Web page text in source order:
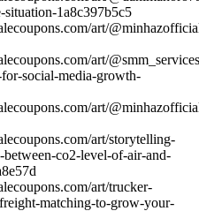
situation-1a8c397b5c5
art/
art/
social-media-growth-
art/
art/storytelling-
co2-level-of-air-and-
art/trucker-
matching-to-grow-your-